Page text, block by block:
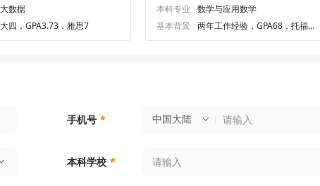
大数据
大四，GPA3.73，雅思7
本科专业
数学与应用数学
基本背景
两年工作经验，GPA68，托福1
手机号 * 中国大陆
本科学校 *